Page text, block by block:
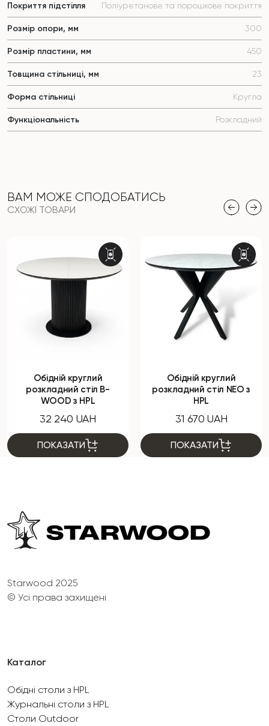
Покриття підстілля Поліуретанове та порошкове покриття
Розмір опори, мм 300
Розмір пластини, мм 450
Товщина стільниці, мм 23
Форма стільниці Кругла
Функціональність Розкладний
ВАМ МОЖЕ СПОДОБАТИСЬ
СХОЖІ ТОВАРИ
Обідній круглий
розкладний стіл B-
WOOD з HPL
32 240 UAH
ПОКАЗАТИ
Обідній круглий
розкладний стіл NEO з
HPL
31 670 UAH
ПОКАЗАТИ
Starwood 2025
© Усі права захищені
Каталог
Обідні столи з HPL
Журнальні столи з HPL
Столи Outdoor